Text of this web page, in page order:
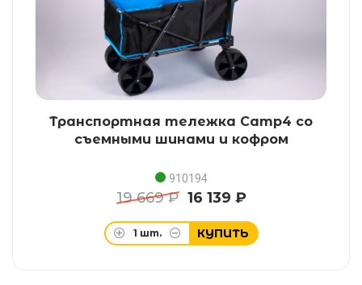
Транспортная тележка Camp4 со
съемными шинами и кофром
910194
19 669 ₽ 16 139 ₽
1 шт. КУПИТЬ